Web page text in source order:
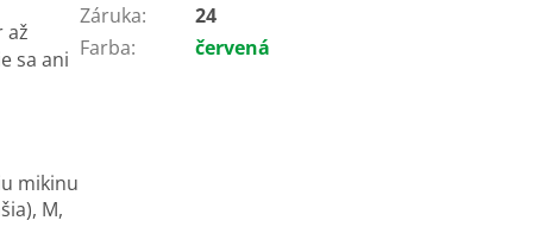
až
sa ani
mikinu
M,
Záruka:
24
Farba: červená